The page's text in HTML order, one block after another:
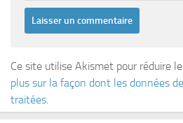
Ce site utilise Akismet pour réduire
plus sur la façon dont les données
traitées.